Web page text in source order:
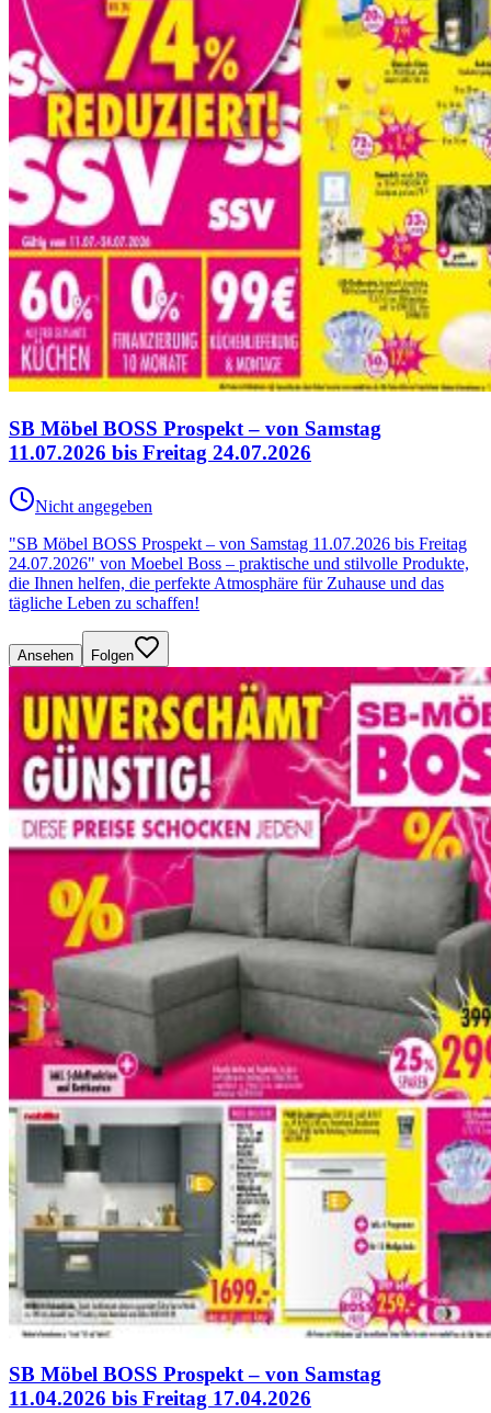
SB Möbel BOSS Prospekt – von Samstag
11.07.2026 bis Freitag 24.07.2026
Nicht angegeben
"SB Möbel BOSS Prospekt – von Samstag 11.07.2026 bis Freitag
24.07.2026" von Moebel Boss – praktische und stilvolle Produkte,
die Ihnen helfen, die perfekte Atmosphäre für Zuhause und das
tägliche Leben zu schaffen!
Ansehen Folgen
SB Möbel BOSS Prospekt – von Samstag
11.04.2026 bis Freitag 17.04.2026